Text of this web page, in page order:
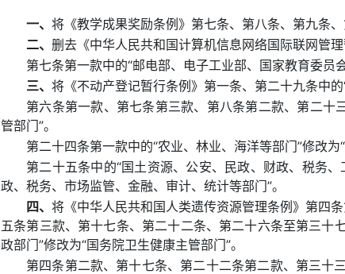
一、 将《教学成果奖励条例》第七条、第八条、第九条
二、 删去《中华人民共和国计算机信息网络国际联网管理
第七条第一款中的“邮电部、电子工业部、国家教育委员
三、 将《不动产登记暂行条例》第一条、第二十九条中
第六条第一款、第七条第三款、第八条第二款、第二十
管部门”。
第二十四条第一款中的“农业、林业、海洋等部门”修改为
第二十五条中的“国土资源、公安、民政、财政、税务
政、税务、市场监管、金融、审计、统计等部门”。
四、 将《中华人民共和国人类遗传资源管理条例》第四
五条第三款、第十七条、第二十二条、第二十六条至第三十
政部门”修改为“国务院卫生健康主管部门”。
第四条第二款、第十七条、第二十二条第二款、第三十